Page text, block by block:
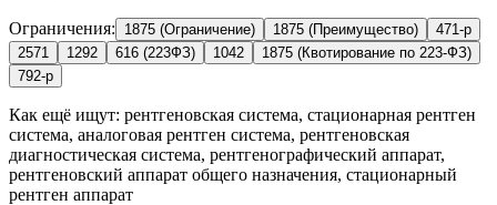
Ограничения: 1875 (Ограничение) 1875 (Преимущество)
471-р
2571
1292 616 (223ФЗ) 1042
1875 (Квотирование по 223-ФЗ)
792-р
Как ещё ищут: рентгеновская система, стационарная рентген
система, аналоговая рентген система, рентгеновская
диагностическая система, рентгенографический аппарат,
рентгеновский аппарат общего назначения, стационарный
рентген аппарат